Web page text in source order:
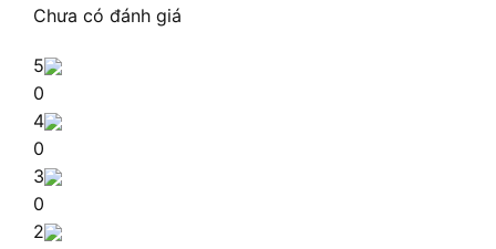
Chưa có đánh giá
5
0
4
0
3
0
2